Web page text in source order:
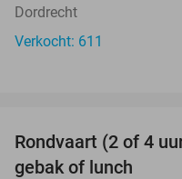
Dordrecht
Verkocht: 611
Rondvaart (2 of 4
gebak of lunch